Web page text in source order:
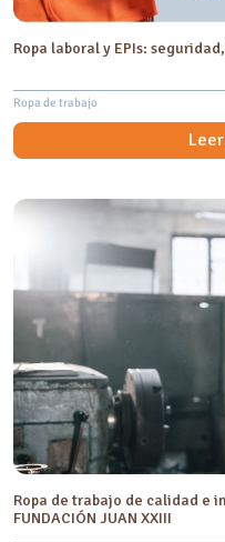
Ropa laboral y EPIs:
Ropa de trabajo
Ropa de trabajo de calidad e
FUNDACIÓN JUAN XXIII